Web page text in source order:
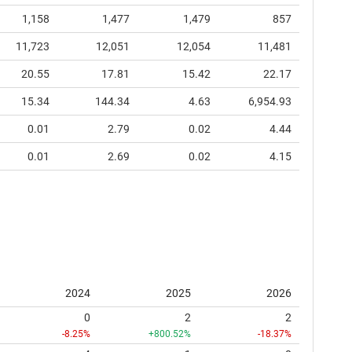
1,158 1,477 1,479 857
11,723 12,051 12,054 11,481
20.55 17.81 15.42 22.17
15.34 144.34 4.63 6,954.93
0.01 2.79 0.02 4.44
0.01 2.69 0.02 4.15
2024 2025
2026
0
-8.25%
2
+800.52%
2
-18.37%